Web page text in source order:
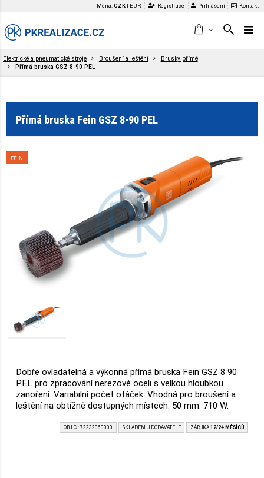
Měna:CZK EUR Registrace Přihlášení Kontakt
Elektrické a pneumatické stroje Broušení a leštění
Brusky přímé
Přímá bruska GSZ 8-90 PEL
Přímá bruska Fein GSZ 8-90 PEL
FEIN
Dobře ovladatelná a výkonná přímá bruska Fein GSZ 8 90
PEL pro zpracování nerezové oceli s velkou hloubkou
zanoření. Variabilní počet otáček. Vhodná pro broušení a
leštění na obtížně dostupných místech. 50 mm. 710 W.
OBJ.Č.: 72232060000 SKLADEM U DODAVATELE ZÁRUKA 12/24 MĚSÍCŮ